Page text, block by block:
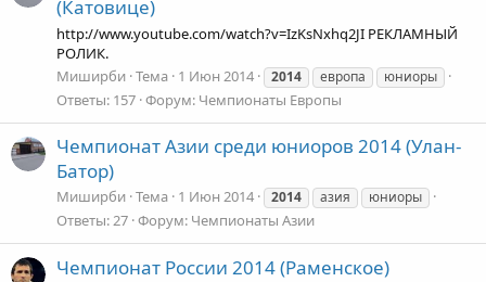
(Катовице)
http://www.youtube.com/watch?v=IzKsNxhq2JI РЕКЛАМНЫЙ
РОЛИК.
Миширби Тема 1 Июн 2014 2014 европа юниоры
Ответы: 157 Форум: Чемпионаты Европы
Чемпионат Азии среди юниоров 2014 (Улан-
Батор)
Миширби Тема 1 Июн 2014 2014 азия юниоры
Ответы: 27 Форум: Чемпионаты Азии
Чемпионат России 2014 (Раменское)